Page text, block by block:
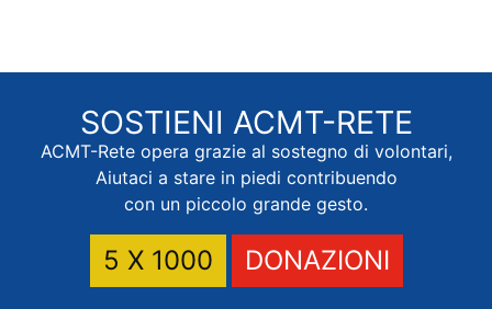
SOSTIENI ACMT-RETE
ACMT-Rete opera grazie al sostegno di volontari,
Aiutaci a stare in piedi contribuendo
con un piccolo grande gesto.
5 X 1000 DONAZIONI